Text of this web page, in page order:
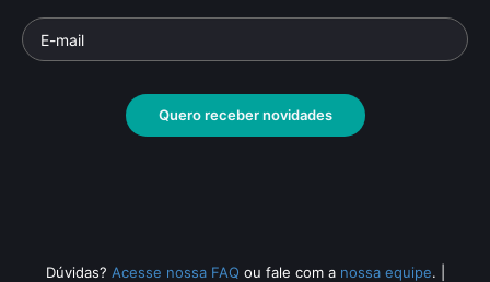
Quero receber novidades
Dúvidas? Acesse nossa FAQ ou fale com a nossa equipe.